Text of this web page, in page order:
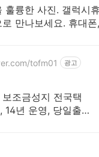
훌륭한 사진. 갤럭시
만나보세요. 휴대
tofm01 광고
조금성지 전국택
14년 운영, 당일출